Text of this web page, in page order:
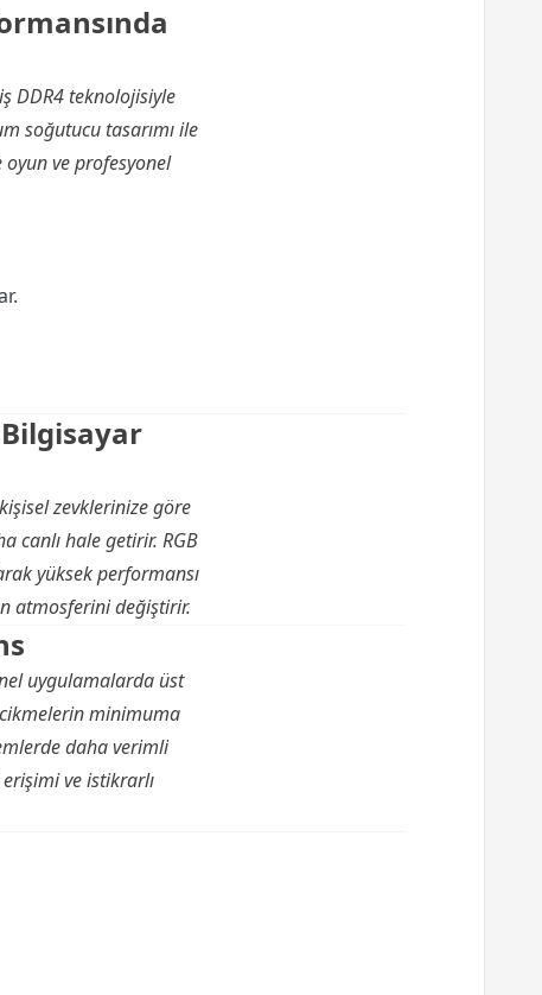
DDR4 teknolojisiyle
soğutucu tasarımı ile
oyun ve profesyonel
zevklerinize göre
canlı hale getirir. RGB
yüksek performansı
atmosferini değiştirir.
uygulamalarda üst
minimuma
daha verimli
erişimi ve istikrarlı